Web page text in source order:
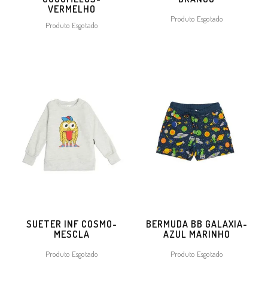
VERMELHO
Produto Esgotado
Produto Esgotado
SUETER INF COSMO-
MESCLA
Produto Esgotado
BERMUDA BB GALAXIA-
AZUL MARINHO
Produto Esgotado